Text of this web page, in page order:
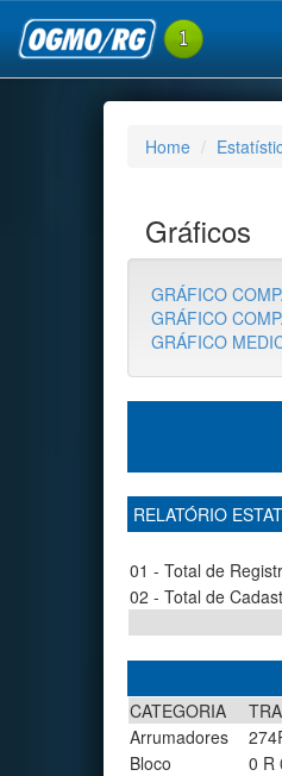
Home
Gráficos
GRÁFICO
GRÁFICO
GRÁFICO
RELATÓRIO
01 - Total de
02 - Total de
CATEGORIA
Arrumadores
Bloco
0 R